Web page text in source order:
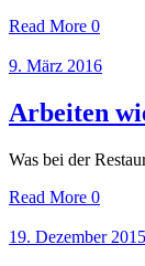
Read More 0
9. März 2016
Arbeiten
Was bei der
Read More 0
19. Dezember 2015